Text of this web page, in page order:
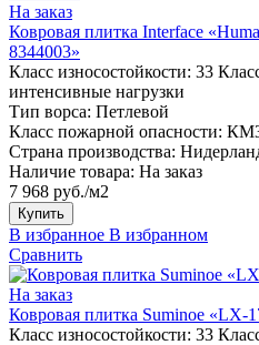
На заказ
Ковровая плитка Interface
8344003»
Класс износостойкости: 33
интенсивные нагрузки
Тип ворса: Петлевой
Класс пожарной опасности:
Страна производства:
Наличие товара: На заказ
7 968 руб./м2
Купить
В избранное В избранном
Сравнить
На заказ
Ковровая плитка Suminoe «LX-
Класс износостойкости: 33